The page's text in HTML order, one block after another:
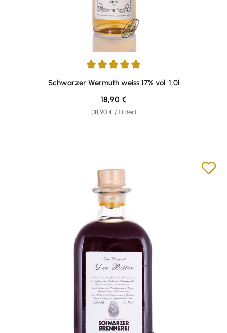
Durchschnittliche Bewertung von 4.95 von 5 Sternen
Schwarzer Wermuth weiss 17% vol. 1,0l
(18,90 € / 1 Liter)
Regulärer Preis:
18,90 €